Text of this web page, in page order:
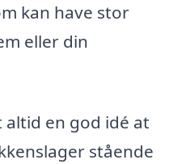
kan have stor
eller din
en god idé at
stående